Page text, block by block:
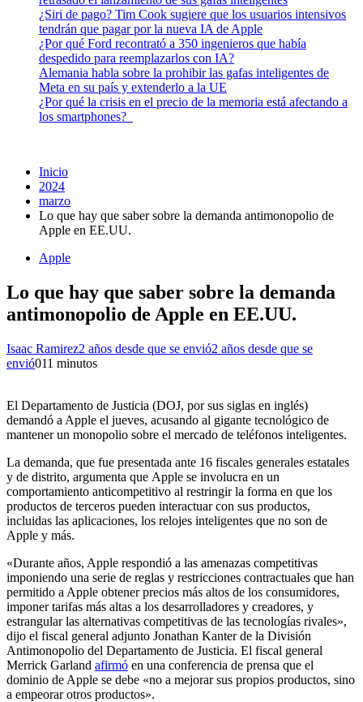
¿Siri de pago? Tim Cook sugiere que los usuarios intensivos
tendrán que pagar por la nueva IA de Apple
¿Por qué Ford recontrató a 350 ingenieros que había
despedido para reemplazarlos con IA?
Alemania habla sobre la prohibir las gafas inteligentes de
Meta en su país y extenderlo a la UE
¿Por qué la crisis en el precio de la memoria está afectando a
los smartphones?
Inicio
2024
marzo
Lo que hay que saber sobre la demanda antimonopolio de
Apple en EE.UU.
Apple
Lo que hay que saber sobre la demanda
antimonopolio de Apple en EE.UU.
Isaac Ramirez2 años desde que se envió2 años desde que se
envió011 minutos
El Departamento de Justicia (DOJ, por sus siglas en inglés)
demandó a Apple el jueves, acusando al gigante tecnológico de
mantener un monopolio sobre el mercado de teléfonos inteligentes.
La demanda, que fue presentada ante 16 fiscales generales estatales
y de distrito, argumenta que Apple se involucra en un
comportamiento anticompetitivo al restringir la forma en que los
productos de terceros pueden interactuar con sus productos,
incluidas las aplicaciones, los relojes inteligentes que no son de
Apple y más.
«Durante años, Apple respondió a las amenazas competitivas
imponiendo una serie de reglas y restricciones contractuales que han
permitido a Apple obtener precios más altos de los consumidores,
imponer tarifas más altas a los desarrolladores y creadores, y
estrangular las alternativas competitivas de las tecnologías rivales»,
dijo el fiscal general adjunto Jonathan Kanter de la División
Antimonopolio del Departamento de Justicia. El fiscal general
Merrick Garland afirmó en una conferencia de prensa que el
dominio de Apple se debe «no a mejorar sus propios productos, sino
a empeorar otros productos».